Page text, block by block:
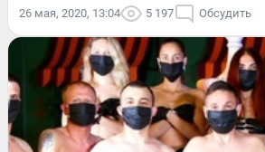
26 мая, 2020, 13:04 5 197 Обсудить